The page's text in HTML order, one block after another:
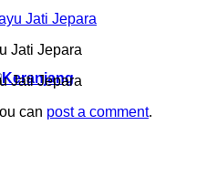
Jati Jepara
Jati Jepara
can post a comment.